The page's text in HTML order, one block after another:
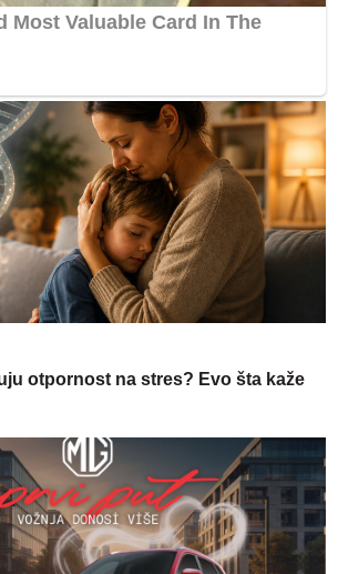
otpornost na stres? Evo šta kaže